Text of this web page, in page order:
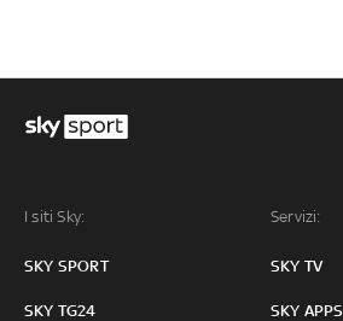
I siti Sky:
SKY SPORT
SKY TG24
Servizi:
SKY TV
SKY APPS